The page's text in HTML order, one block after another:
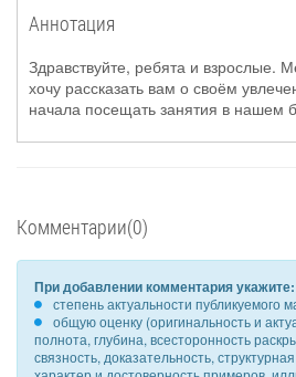
Аннотация
Здравствуйте, ребята и взрослые.
хочу рассказать вам о своём
начала посещать занятия в нашем
Комментарии(0)
При добавлении комментария укажите:
степень актуальности публикуемого
общую оценку (оригинальность и
полнота, глубина, всесторонность
связность, доказательность,